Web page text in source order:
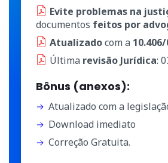
Evite problemas na
documentos feitos por
Atualizadocom a
Última revisão Jurídica:
Bônus (anexos):
Atualizado com a
Download imediato
Correção Gratuita.